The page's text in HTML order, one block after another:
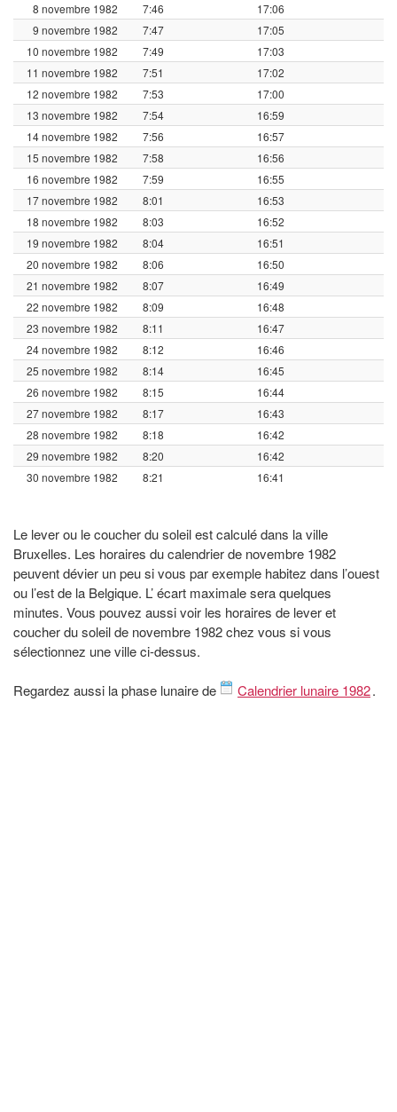
8 novembre 1982 7:46
17:06
9 novembre 1982
7:47
17:05
10 novembre 1982
7:49
17:03
11 novembre 1982
7:51
17:02
12 novembre 1982
7:53
17:00
13 novembre 1982
7:54
16:59
14 novembre 1982
7:56
16:57
15 novembre 1982
7:58
16:56
16 novembre 1982
7:59
16:55
17 novembre 1982
8:01
16:53
18 novembre 1982
8:03
16:52
19 novembre 1982
8:04
16:51
20 novembre 1982
8:06
16:50
21 novembre 1982
8:07
16:49
22 novembre 1982
8:09
16:48
23 novembre 1982
8:11
16:47
24 novembre 1982
8:12
16:46
25 novembre 1982
8:14
16:45
26 novembre 1982
8:15
16:44
27 novembre 1982
8:17
16:43
28 novembre 1982
8:18
16:42
29 novembre 1982
8:20
16:42
30 novembre 1982
8:21 16:41
Le lever ou le coucher du soleil est calculé dans la ville
Bruxelles. Les horaires du calendrier de novembre 1982
peuvent dévier un peu si vous par exemple habitez dans l’ouest
ou l’est de la Belgique. L’ écart maximale sera quelques
minutes. Vous pouvez aussi voir les horaires de lever et
coucher du soleil de novembre 1982 chez vous si vous
sélectionnez une ville ci-dessus.
Regardez aussi la phase lunaire de Calendrier lunaire 1982.